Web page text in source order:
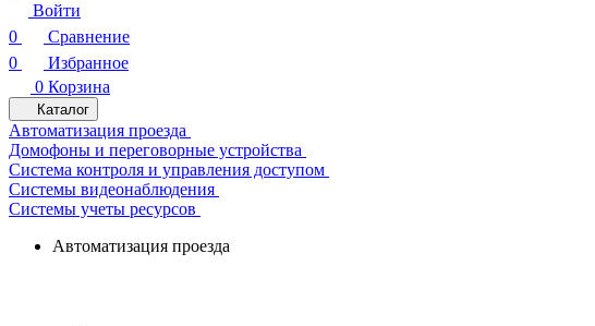
Войти
0
Сравнение
0
Избранное
0 Корзина
Каталог
Автоматизация проезда
Домофоны и переговорные устройства
Система контроля и управления доступом
Системы видеонаблюдения
Системы учеты ресурсов
Автоматизация проезда